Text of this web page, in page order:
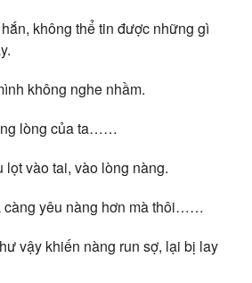
không thể tin được những gì
không nghe nhầm.
lòng của ta……
lọt vào tai, vào lòng nàng.
càng yêu nàng hơn mà thôi……
vậy khiến nàng run sợ, lại bị lay